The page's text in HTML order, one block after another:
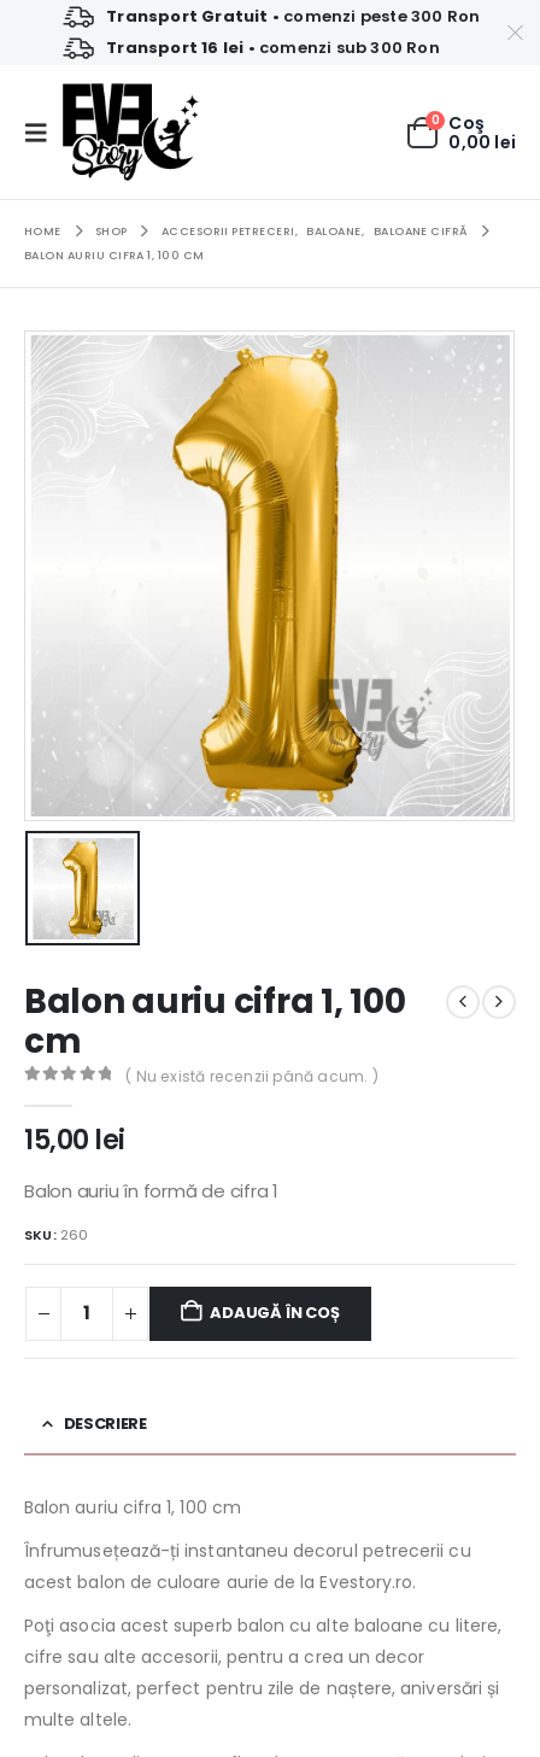
Transport Gratuit • comenzi peste 300 Ron
Transport 16 lei • comenzi sub 300 Ron
0 Coş
0,00 lei
HOME SHOP ACCESORII PETRECERI, BALOANE,
BALOANE CIFRĂ
BALON AURIU CIFRA 1, 100 CM
Balon auriu cifra 1, 100
cm
( Nu există recenzii până acum. )
15,00 lei
Balon auriu în formă de cifra 1
SKU: 260
ADAUGĂ ÎN COȘ
DESCRIERE
Balon auriu cifra 1, 100 cm
Înfrumusețează-ți instantaneu decorul petrecerii cu
acest balon de culoare aurie de la Evestory.ro.
Poţi asocia acest superb balon cu alte baloane cu litere,
cifre sau alte accesorii, pentru a crea un decor
personalizat, perfect pentru zile de naștere, aniversări și
multe altele.